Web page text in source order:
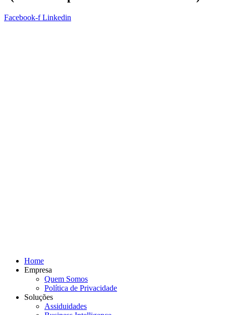
Facebook-f Linkedin
Home
Empresa
Quem Somos
Política de Privacidade
Soluções
Assiduidades